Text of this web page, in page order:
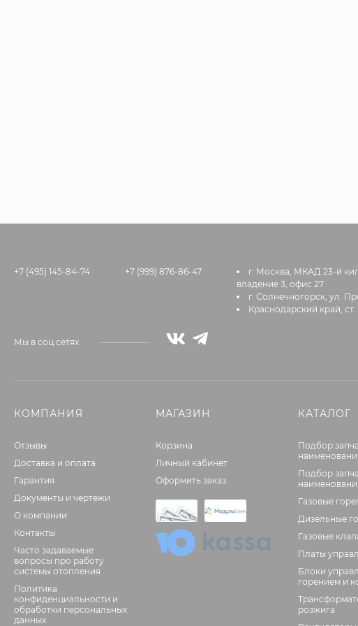
+7 (495) 145-84-74 +7 (999) 876-86-47
г. Москва, МКАД 23-й
владение 3, офис 27
г. Солнечногорск, ул.
Краснодарский край,
Мы в соц.сетях
КОМПАНИЯ
Отзывы
Доставка и оплата
Гарантия
Документы и чертежи
О компании
Контакты
Часто задаваемые
вопросы про работу
системы отопления
Политика
конфиденциальности и
обработки персональных
данных
МАГАЗИН
Корзина
Личный кабинет
Оформить заказ
КАТАЛОГ
Подбор
Подбор
Газовые
Дизельные
Газовые
Платы
Блоки
горением и
розжига